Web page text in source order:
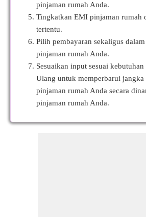
pinjaman rumah Anda.
Tingkatkan EMI pinjaman rumah
tertentu.
Pilih pembayaran sekaligus
pinjaman rumah Anda.
Sesuaikan input sesuai
Ulang untuk memperbarui jangka
pinjaman rumah Anda secara
pinjaman rumah Anda.